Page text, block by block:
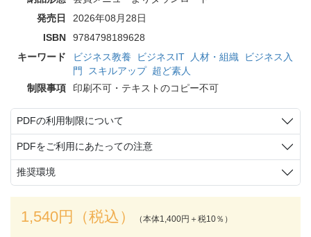
発売日
2026年08月28日
ISBN
9784798189628
キーワード
ビジネス教養 ビジネスIT 人材・組織
ビジネス入
門
スキルアップ 超ど素人
制限事項
印刷不可・テキストのコピー不可
PDFの利用制限について
PDFをご利用にあたっての注意
推奨環境
1,540円（税込） （本体1,400円＋税10％）